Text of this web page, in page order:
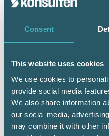
Consent
This website uses cookies
We use cookies to
provide social media
We also share information
our social media,
may combine it with other
En prenumeration ingår
medlem/ansluten till Srf
med BankID eller
Mobilt BankID
Personnummer